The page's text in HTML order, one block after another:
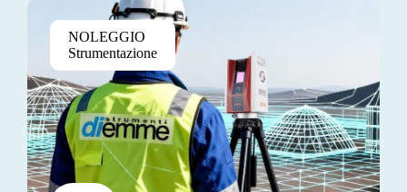
Pretium Elite
$130
NOLEGGIO
Strumentazione